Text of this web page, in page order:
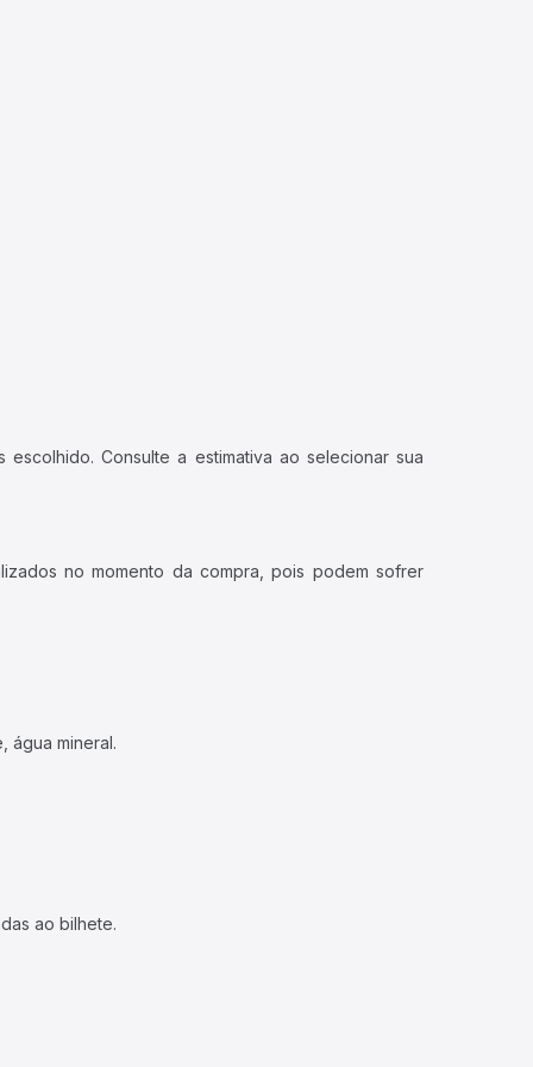
Consulte a estimativa ao selecionar sua
no momento da compra, pois podem sofrer
água mineral.
ao bilhete.